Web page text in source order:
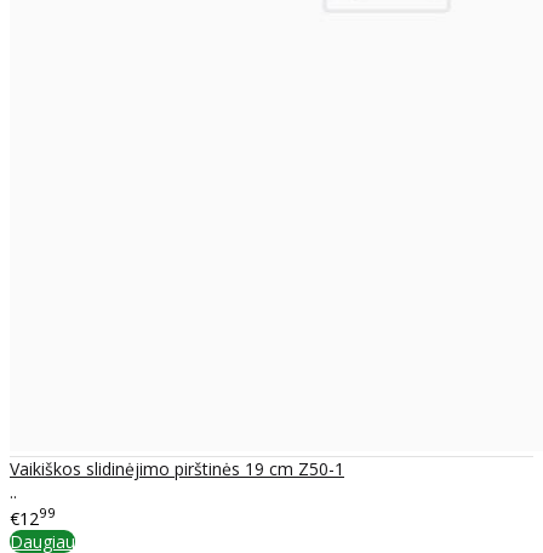
Vaikiškos slidinėjimo pirštinės 19 cm Z50-1
..
€1299
Daugiau